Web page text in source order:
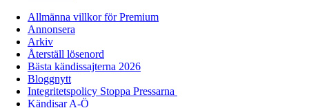
Allmänna villkor för Premium
Annonsera
Arkiv
Återställ lösenord
Bästa kändissajterna 2026
Bloggnytt
Integritetspolicy Stoppa Pressarna
Kändisar A-Ö